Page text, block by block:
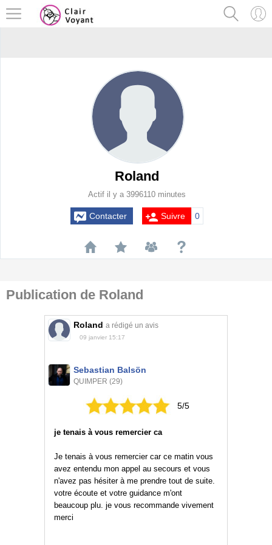
Roland
Actif il y a 3996110 minutes
Contacter Suivre 0
Publication de Roland
Roland a rédigé un avis
09 janvier 15:17
Sebastian Balsön
QUIMPER (29)
5/5
je tenais à vous remercier ca
Je tenais à vous remercier car ce matin vous
avez entendu mon appel au secours et vous
n'avez pas hésiter à me prendre tout de suite.
votre écoute et votre guidance m'ont
beaucoup plu. je vous recommande vivement
merci